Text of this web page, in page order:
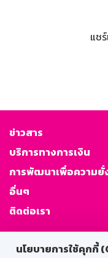
นโยบายการใช้คุกกี้
แช
ข่าวสาร
บริการทางการเงิน
การพัฒนาเพื่อความยั่
อื่นๆ
ติดต่อเรา